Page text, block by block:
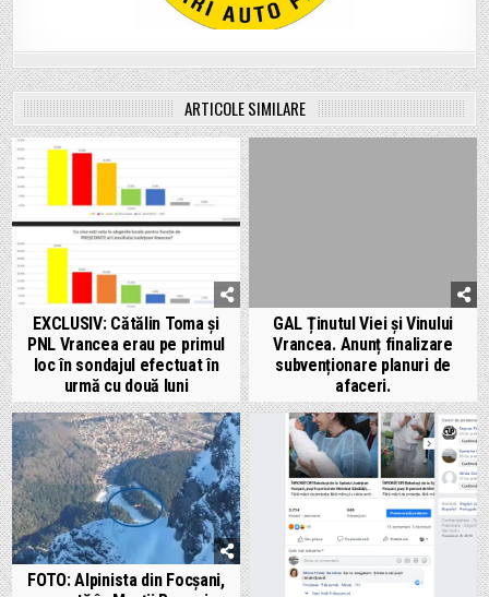
ARTICOLE SIMILARE
EXCLUSIV: Cătălin Toma și
PNL Vrancea erau pe primul
loc în sondajul efectuat în
urmă cu două luni
GAL Ținutul Viei și Vinului
Vrancea. Anunț finalizare
subvenționare planuri de
afaceri.
FOTO: Alpinista din Focșani,